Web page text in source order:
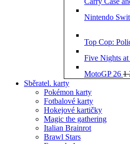
Nintendo
Top Cop:
Five Nights at
MotoGP 26 1
Sběratel. karty
Pokémon karty
Fotbalové karty
Hokejové kartičky
Magic the gathering
Italian Brainrot
Brawl Stars